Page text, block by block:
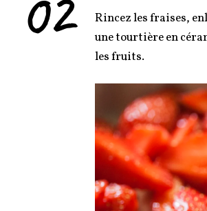
Rincez les fraises,
une tourtière en
les fruits.